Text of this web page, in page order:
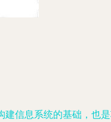
信息系统的基础，也